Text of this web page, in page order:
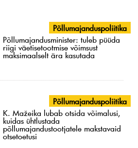
Põllumajanduspoliitika
Põllumajandusminister: tuleb püüda
riigi väetisetootmise võimsust
maksimaalselt ära kasutada
Põllumajanduspoliitika
K. Mažeika lubab otsida võimalusi,
kuidas ühtlustada
põllumajandustootjatele makstavaid
otsetoetusi